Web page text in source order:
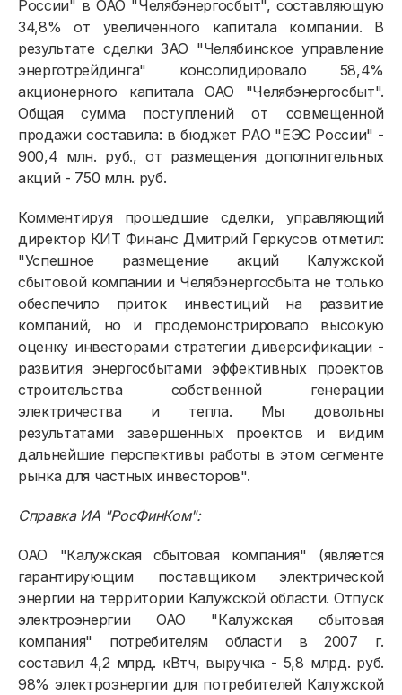
России" в ОАО "Челябэнергосбыт", составляющую
34,8% от увеличенного капитала компании. В
результате сделки ЗАО "Челябинское управление
энерготрейдинга" консолидировало 58,4%
акционерного капитала ОАО "Челябэнергосбыт".
Общая сумма поступлений от совмещенной
продажи составила: в бюджет РАО "ЕЭС России" -
900,4 млн. руб., от размещения дополнительных
акций - 750 млн. руб.
Комментируя прошедшие сделки, управляющий
директор КИТ Финанс Дмитрий Геркусов отметил:
"Успешное размещение акций Калужской
сбытовой компании и Челябэнергосбыта не только
обеспечило приток инвестиций на развитие
компаний, но и продемонстрировало высокую
оценку инвесторами стратегии диверсификации -
развития энергосбытами эффективных проектов
строительства собственной генерации
электричества и тепла. Мы довольны
результатами завершенных проектов и видим
дальнейшие перспективы работы в этом сегменте
рынка для частных инвесторов".
Справка ИА "РосФинКом":
ОАО "Калужская сбытовая компания" (является
гарантирующим поставщиком электрической
энергии на территории Калужской области. Отпуск
электроэнергии ОАО "Калужская сбытовая
компания" потребителям области в 2007 г.
составил 4,2 млрд. кВтч, выручка - 5,8 млрд. руб.
98% электроэнергии для потребителей Калужской
Физическим лицам
Договор энергоснабжения
Расчёты и оплата
Приборы учёта и показания
Должникам
Онлайн-сервисы
Полезное